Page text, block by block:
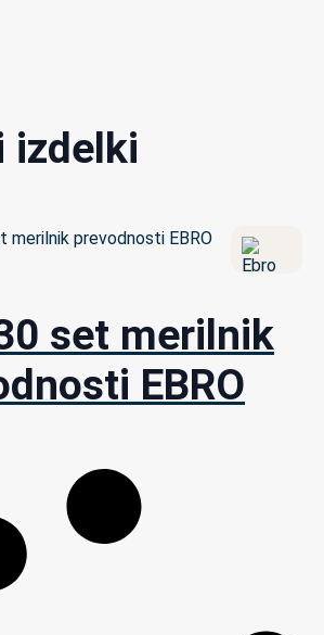
izdelki
set merilnik
EBRO